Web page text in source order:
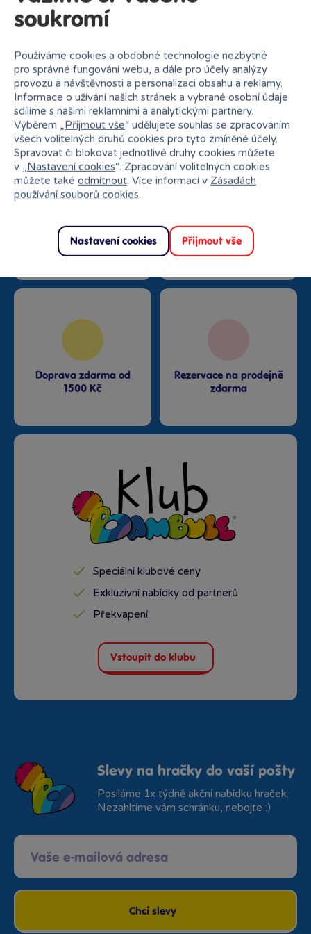
Podobné produkty
Proč nakupovat v Bambuli?
Nejširší sortiment na
trhu
27 kamenných prodejen
Doprava zdarma od
1500 Kč
Rezervace na prodejně
zdarma
Speciální klubové ceny
Exkluzivní nabídky od partnerů
Překvapení
Vstoupit do klubu
Slevy na hračky do vaší pošty
Posíláme 1x týdně akční nabídku hraček.
Nezahltíme vám schránku, nebojte :)
Chci slevy
soukromí
Používáme cookies a obdobné technologie nezbytné
pro správné fungování webu, a dále pro účely analýzy
provozu a návštěvnosti a personalizaci obsahu a reklamy.
Informace o užívání našich stránek a vybrané osobní údaje
sdílíme s našimi reklamními a analytickými partnery.
Výběrem „Přijmout vše“ udělujete souhlas se zpracováním
všech volitelných druhů cookies pro tyto zmíněné účely.
Spravovat či blokovat jednotlivé druhy cookies můžete
v „Nastavení cookies“. Zpracování volitelných cookies
můžete také odmítnout. Více informací v Zásadách
používání souborů cookies.
Nastavení cookies Přijmout vše